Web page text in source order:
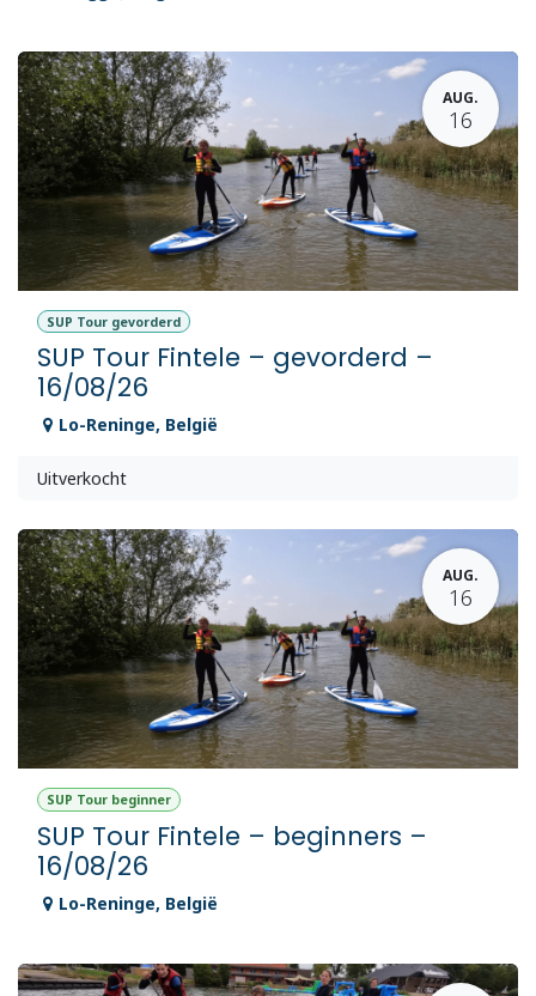
AUG.
16
SUP Tour gevorderd
SUP Tour Fintele – gevorderd –
16/08/26
Lo-Reninge, België
Uitverkocht
AUG.
16
SUP Tour beginner
SUP Tour Fintele – beginners –
16/08/26
Lo-Reninge, België